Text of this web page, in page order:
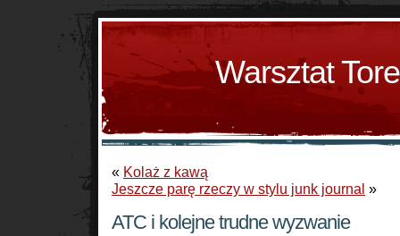
Warsztat
« Kolaż z kawą
Jeszcze parę rzeczy w stylu junk journal »
ATC i kolejne trudne wyzwanie